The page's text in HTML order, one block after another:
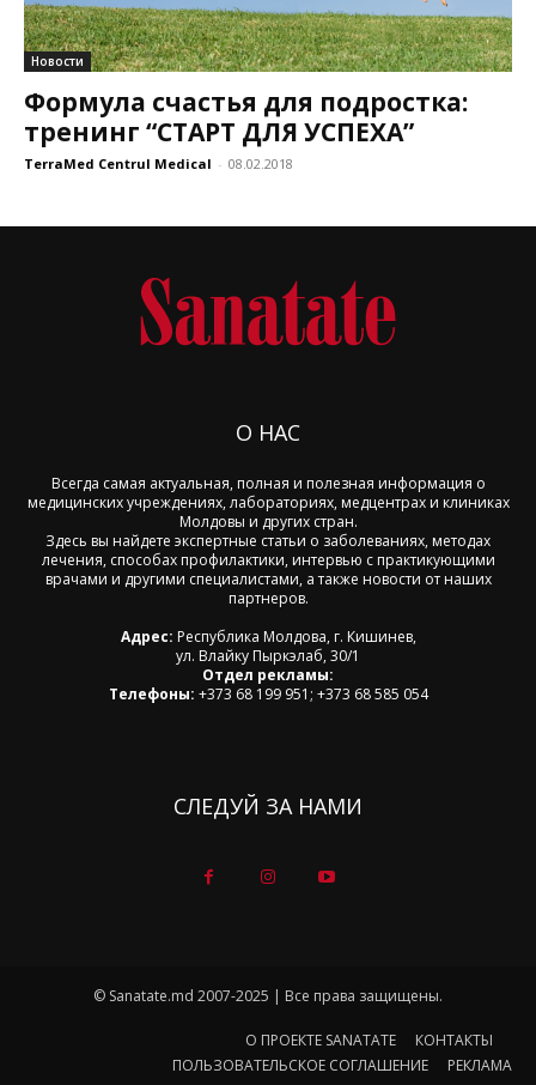
Новости
Формула счастья для подростка:
тренинг “СТАРТ ДЛЯ УСПЕХА”
TerraMed Centrul Medical - 08.02.2018
О НАС
Всегда самая актуальная, полная и полезная информация о
медицинских учреждениях, лабораториях, медцентрах и клиниках
Молдовы и других стран.
Здесь вы найдете экспертные статьи о заболеваниях, методах
лечения, способах профилактики, интервью с практикующими
врачами и другими специалистами, а также новости от наших
партнеров.
Адрес: Республика Молдова, г. Кишинев,
ул. Влайку Пыркэлаб, 30/1
Отдел рекламы:
Телефоны: +373 68 199 951; +373 68 585 054
СЛЕДУЙ ЗА НАМИ
© Sanatate.md 2007-2025 | Все права защищены.
О ПРОЕКТЕ SANATATE
КОНТАКТЫ
ПОЛЬЗОВАТЕЛЬСКОЕ СОГЛАШЕНИЕ
РЕКЛАМА